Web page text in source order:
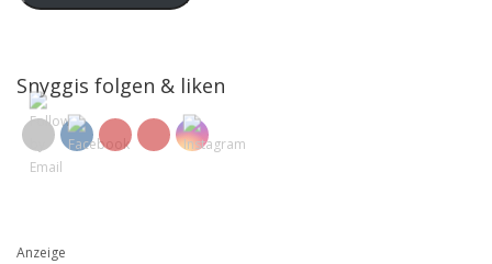
Snyggis folgen & liken
Anzeige